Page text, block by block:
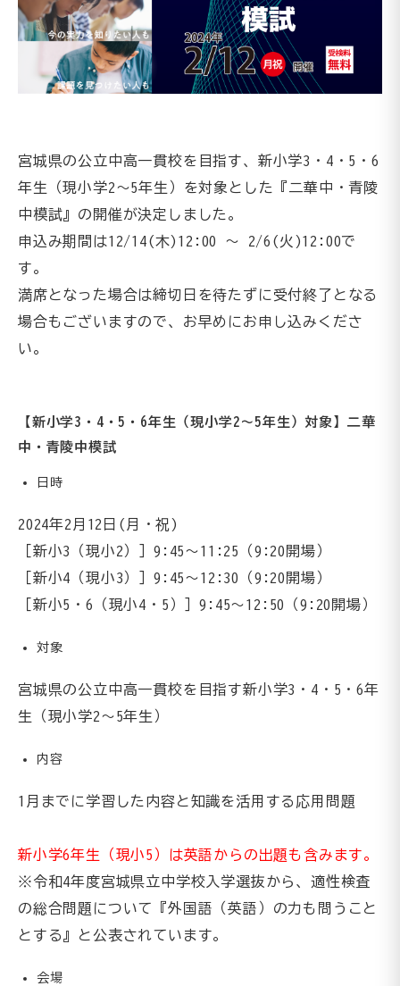
宮城県の公立中高一貫校を目指す、新小学3・4・5・6
年生（現小学2～5年生）を対象とした『二華中・青陵
中模試』の開催が決定しました。
申込み期間は12/14(木)12:00 ～ 2/6(火)12:00で
す。
満席となった場合は締切日を待たずに受付終了となる
場合もございますので、お早めにお申し込みくださ
い。
【新小学3・4・5・6年生（現小学2～5年生）対象】二華
中・青陵中模試
日時
2024年2月12日(月・祝)
［新小3（現小2）］9:45～11:25（9:20開場）
［新小4（現小3）］9:45～12:30（9:20開場）
［新小5・6（現小4・5）］9:45～12:50（9:20開場）
対象
宮城県の公立中高一貫校を目指す新小学3・4・5・6年
生（現小学2～5年生）
内容
1月までに学習した内容と知識を活用する応用問題
新小学6年生（現小5）は英語からの出題も含みます。
※令和4年度宮城県立中学校入学選抜から、適性検査
の総合問題について『外国語（英語）の力も問うこと
とする』と公表されています。
会場